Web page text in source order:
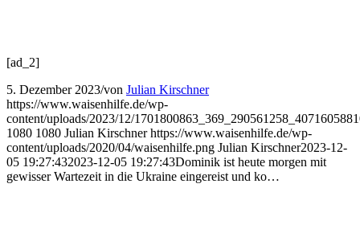
[ad_2]
5. Dezember 2023/von Julian Kirschner
https://www.waisenhilfe.de/wp-
content/uploads/2023/12/
1080 1080 Julian Kirschner https://www.waisenhilfe.de/wp-
content/uploads/2020/04/waisenhilfe.png Julian Kirschner2023-12-
05 19:27:432023-12-05 19:27:43Dominik ist heute morgen mit
gewisser Wartezeit in die Ukraine eingereist und ko…